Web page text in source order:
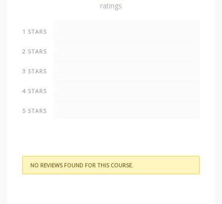
ratings
1 STARS
2 STARS
3 STARS
4 STARS
5 STARS
NO REVIEWS FOUND FOR THIS COURSE.